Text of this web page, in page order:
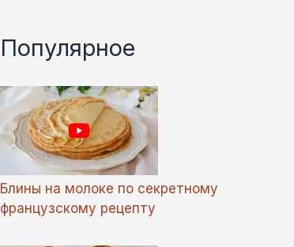
Популярное
Блины на молоке по секретному
французскому рецепту